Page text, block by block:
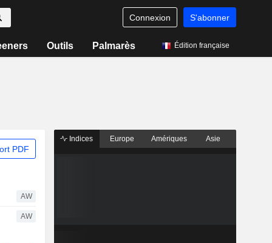
Connexion S'abonner
Outils Palmarès Édition française
PDF
AW
AW
Indices Europe Amériques Asie